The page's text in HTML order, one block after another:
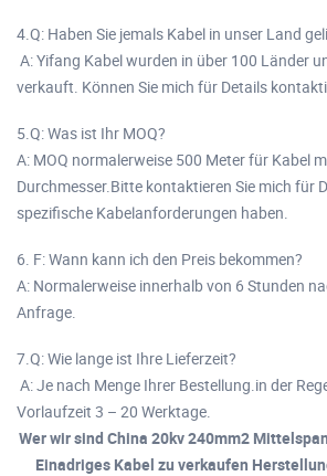
4.Q: Haben Sie jemals Kabel in unser Land
A: Yifang Kabel wurden in über 100 Länder
verkauft. Können Sie mich für Details
5.Q: Was ist Ihr MOQ?
A: MOQ normalerweise 500 Meter für Kabel
Durchmesser.Bitte kontaktieren Sie mich für
spezifische Kabelanforderungen haben.
6. F: Wann kann ich den Preis bekommen?
A: Normalerweise innerhalb von 6 Stunden
Anfrage.
7.Q: Wie lange ist Ihre Lieferzeit?
A: Je nach Menge Ihrer Bestellung.in der
Vorlaufzeit 3 – 20 Werktage.
Wer wir sind China 20kv 240mm2
Einadriges Kabel zu verkaufen